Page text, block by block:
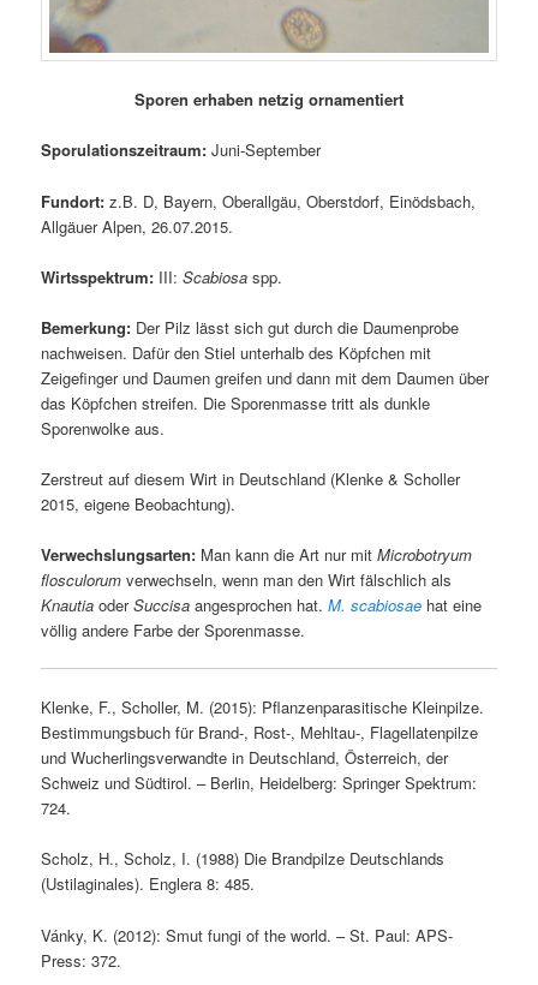
Sporen erhaben netzig ornamentiert
Sporulationszeitraum: Juni-September
Fundort: z.B. D, Bayern, Oberallgäu, Oberstdorf, Einödsbach,
Allgäuer Alpen, 26.07.2015.
Wirtsspektrum: III:Scabiosaspp.
Bemerkung: Der Pilz lässt sich gut durch die Daumenprobe
nachweisen. Dafür den Stiel unterhalb des Köpfchen mit
Zeigefinger und Daumen greifen und dann mit dem Daumen über
das Köpfchen streifen. Die Sporenmasse tritt als dunkle
Sporenwolke aus.
Zerstreut auf diesem Wirt in Deutschland (Klenke & Scholler
2015, eigene Beobachtung).
Verwechslungsarten: Man kann die Art nur mitMicrobotryum
flosculorum verwechseln, wenn man den Wirt fälschlich als
Knautia oderSuccisa angesprochen hat.M. scabiosae hat eine
völlig andere Farbe der Sporenmasse.
Klenke, F., Scholler, M. (2015): Pflanzenparasitische Kleinpilze.
Bestimmungsbuch für Brand-, Rost-, Mehltau-, Flagellatenpilze
und Wucherlingsverwandte in Deutschland, Österreich, der
Schweiz und Südtirol. – Berlin, Heidelberg: Springer Spektrum:
724.
Scholz, H., Scholz, I. (1988) Die Brandpilze Deutschlands
(Ustilaginales). Englera 8: 485.
Vánky, K. (2012): Smut fungi of the world. – St. Paul: APS-
Press: 372.